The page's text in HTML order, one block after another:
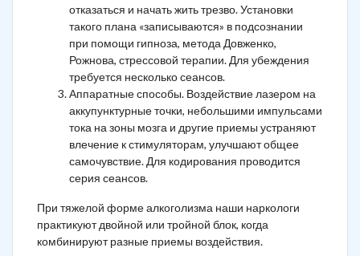
отказаться и начать жить трезво. Установки
такого плана «записываются» в подсознании
при помощи гипноза, метода Довженко,
Рожнова, стрессовой терапии. Для убеждения
требуется несколько сеансов.
Аппаратные способы. Воздействие лазером на
аккупунктурные точки, небольшими импульсами
тока на зоны мозга и другие приемы устраняют
влечение к стимуляторам, улучшают общее
самочувствие. Для кодирования проводится
серия сеансов.
При тяжелой форме алкоголизма наши наркологи
практикуют двойной или тройной блок, когда
комбинируют разные приемы воздействия.